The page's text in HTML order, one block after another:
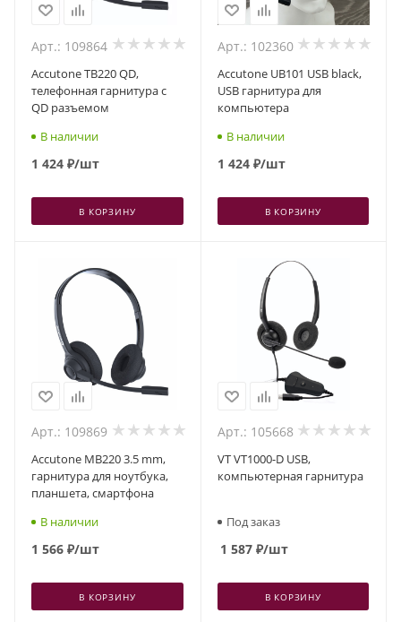
Арт.: 109864
Accutone TB220 QD,
телефонная гарнитура с
QD разъемом
В наличии
1 424 ₽/шт
В КОРЗИНУ
Арт.: 102360
Accutone UB101 USB black,
USB гарнитура для
компьютера
В наличии
1 424₽/шт
В КОРЗИНУ
Арт.: 109869
Accutone MB220 3.5 mm,
гарнитура для ноутбука,
планшета, смартфона
В наличии
1 566 ₽/шт
В КОРЗИНУ
Арт.: 105668
VT VT1000-D USB,
компьютерная гарнитура
Под заказ
1 587₽/шт
В КОРЗИНУ